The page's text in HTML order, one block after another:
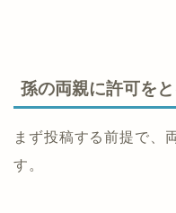
孫の両親に許可を
まず投稿する前提で、
す。